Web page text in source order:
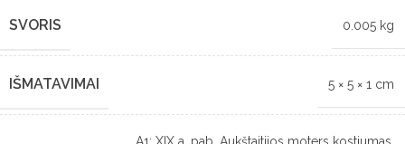
SVORIS 0.005 kg
IŠMATAVIMAI 5 × 5 × 1 cm
A1: XIX a. pab. Aukštaitijos moters kostiumas